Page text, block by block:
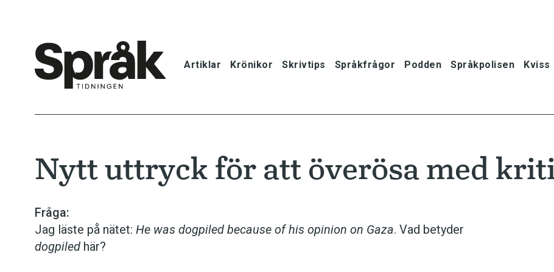
Artiklar Krönikor Skrivtips Språkfrågor Podden Språkpolisen Kviss
Krönikor
Skrivtips
Nytt uttryck för att överösa med
Fråga:
Jag läste på nätet: He was dogpiled because of his opinion on Gaza. Vad betyder
dogpiled här?